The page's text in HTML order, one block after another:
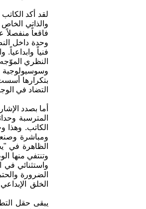
لقد أكد
والذاتي
فاقعاً
وحدة داخل
فنياً
النظري
وسوسيولوجية
بتكرارها
التضاد في
أما بصدد
المترسبة
الكاتب.
ومباشرة
الظاهرة في
وتنتفي منها
واستثنائي
الضرورة
الخلق
يبقى حقل